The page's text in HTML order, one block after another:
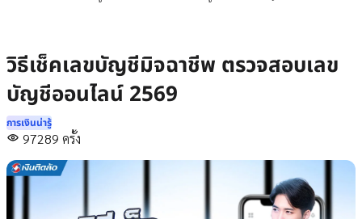
วิธีเช็คเลขบัญชีมิจฉาชีพ ตรวจสอบเลข
บัญชีออนไลน์ 2569
การเงินน่ารู้
97289 ครั้ง